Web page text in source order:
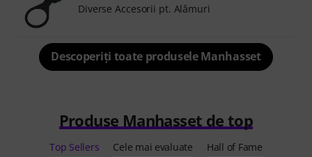
Diverse Accesorii pt. Alămuri
Descoperiți toate produsele Manhasset
Produse Manhasset de top
Top Sellers Cele mai evaluate Hall of Fame